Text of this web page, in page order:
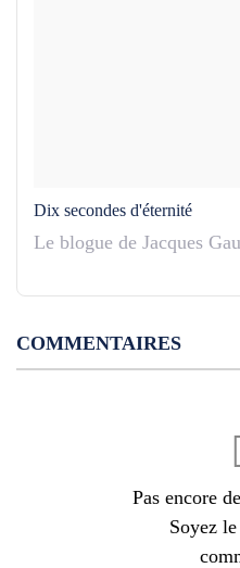
Dix secondes d'éternité
Le blogue de Jacques
COMMENTAIRES
Pas encore
Soyez